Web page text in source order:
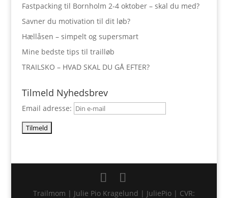
Fastpacking til Bornholm 2-4 oktober – skal du med?
Savner du motivation til dit løb?
Hællåsen – simpelt og supersmart
Mine bedste tips til trailløb
TRAILSKO – HVAD SKAL DU GÅ EFTER?
Tilmeld Nyhedsbrev
Email adresse:
Trailmom | Julie Pio Kragelund | JuliePio | CVR: